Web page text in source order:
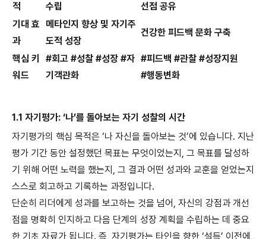
적
수립
선점 공유
기대 효
과
메타인지 향상 및 자기주
도적 성장
건강한 피드백 문화 구축
핵심 키
워드
#회고 #성찰 #성장 #자
기객관화
#피드백 #관찰 #성장지원
#행동변화
1.1 자기평가: ‘나’를 돌아보는 자기 성찰의 시간
자기평가의 핵심 목적은 ‘나 자신을 돌아보는 것’에 있습니다. 지난
평가 기간 동안 설정했던 목표는 무엇이었는지, 그 목표를 달성하
기 위해 어떤 노력을 했는지, 그 결과 어떤 성과와 교훈을 얻었는지
스스로 회고하고 기록하는 과정입니다.
단순히 리더에게 성과를 보고하는 것을 넘어, 자신의 강점과 개선
점을 명확히 인지하고 다음 단계의 성장 계획을 수립하는 데 중요
한 기초 자료가 됩니다. 즉, 자기평가는 타인을 향한 ‘설득’ 이전에,